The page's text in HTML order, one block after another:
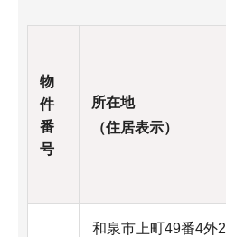
物
件
番
号
所在地
（住居表示）
和泉市上町49番4外2